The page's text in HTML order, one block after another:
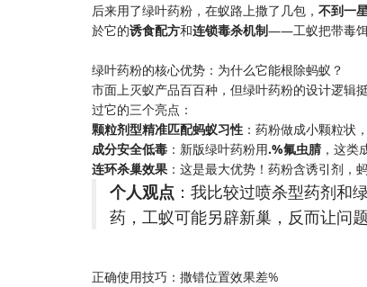
后来用了绿叶药粉，在蚁路上撒了几包，​ 不到一
於它的​​诱食配方​​和​​连锁毒杀机制​​——工蚁把带毒饵
绿叶药粉的核心优势：为什么它能根除蚂蚁？
市面上灭蚁产品百百种，但绿叶药粉的设计逻辑
过它的三个亮点：
​颗粒剂型精准匹配蚂蚁习性​ ：药粉做成小颗粒状
​成分安全低毒​ ​：新版绿叶药粉用​​.%氟虫腈​ ，这类
​连环杀巢效果​ ：这是最大优势！药粉含诱引剂，
​个人观点​ ：我比较过喷杀型药剂和
药，工蚁可能另辟新巢，反而让问题
正确使用技巧：撒错位置效果差%